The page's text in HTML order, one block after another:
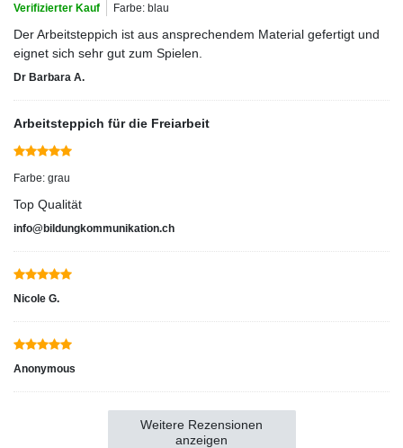
Verifizierter Kauf Farbe: blau
Der Arbeitsteppich ist aus ansprechendem Material gefertigt und
eignet sich sehr gut zum Spielen.
Dr Barbara A.
Arbeitsteppich für die Freiarbeit
Farbe: grau
Top Qualität
info@bildungkommunikation.ch
Nicole G.
Anonymous
Weitere Rezensionen
anzeigen